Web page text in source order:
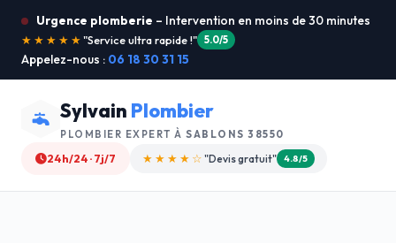
Urgence plomberie – Intervention en moins de 30 minutes
★★★★★"Plombier professionnel" 4.9/5
Appelez-nous : 06 18 30 31 15
Sylvain Plombier
PLOMBIER EXPERT À SABLONS 38550
24h/24 · 7j/7 ★★★★★ "Service dimanche" 5.0/5